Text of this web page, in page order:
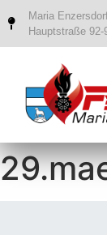
Maria
Hauptstraße 92-